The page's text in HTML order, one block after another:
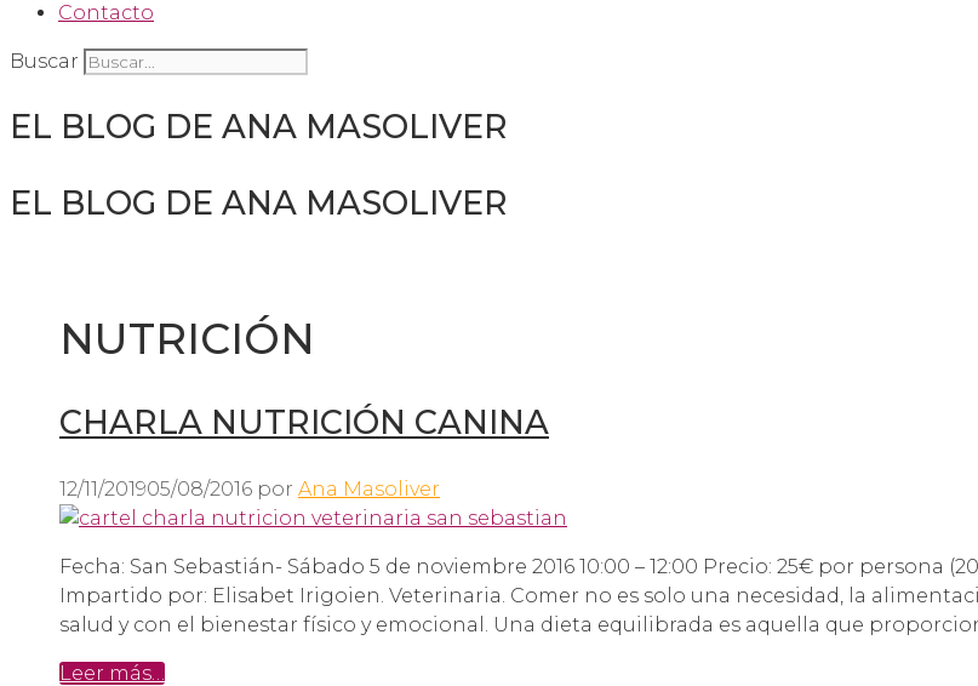
Contacto
Buscar
EL BLOG DE ANA MASOLIVER
EL BLOG DE ANA MASOLIVER
NUTRICIÓN
CHARLA NUTRICIÓN CANINA
12/11/201905/08/2016 por Ana Masoliver
Fecha: San Sebastián- Sábado 5 de noviembre 2016 10:00 – 12:00 Precio: 25€ por persona
Impartido por: Elisabet Irigoien. Veterinaria. Comer no es solo una necesidad, la
salud y con el bienestar físico y emocional. Una dieta equilibrada es aquella que
Leer más…